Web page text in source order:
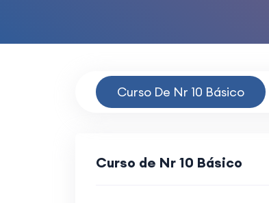
Curso De Nr 10 Básico
Curso de Nr 10 Básico